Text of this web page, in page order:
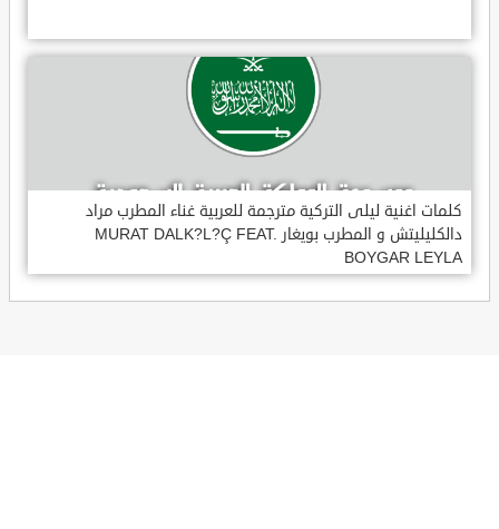
كلمات اغنية ليلى التركية مترجمة للعربية غناء المطرب مراد
دالكليليتش و المطرب بويغار MURAT DALK?L?Ç FEAT.
BOYGAR LEYLA